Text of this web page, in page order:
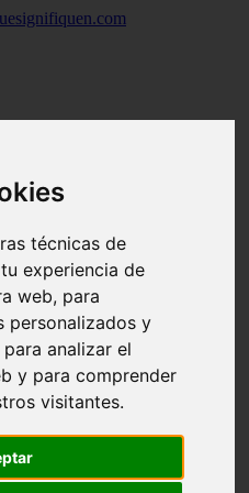
técnicas de
experiencia de
web, para
personalizados y
analizar el
y para comprender
visitantes.
nombres
de donde vienen y